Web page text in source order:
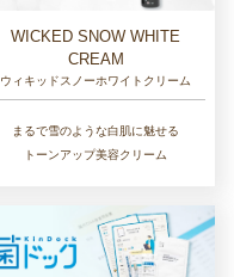
WICKED SNOW WHITE
CREAM
ウィキッドスノーホワイトクリーム
まるで雪のような白肌に魅せる
トーンアップ美容クリーム